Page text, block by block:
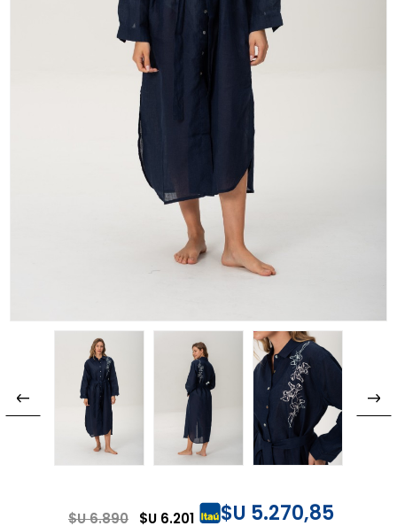
$U 6.890 $U 6.201 $U 5.270,85